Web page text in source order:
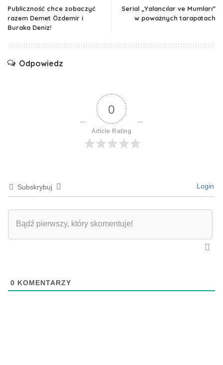
Publiczność chce zobaczyć
razem Demet Özdemir i
Buraka Deniz!
Serial „Yalancılar ve Mumları”
w poważnych tarapatach
Odpowiedz
0
Article Rating
Subskrybuj Login
0 KOMENTARZY